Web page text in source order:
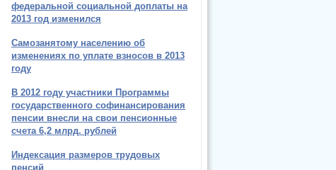
федеральной социальной доплаты на
2013 год изменился
Самозанятому населению об
изменениях по уплате взносов в 2013
году
В 2012 году участники Программы
государственного софинансирования
пенсии внесли на свои пенсионные
счета 6,2 млрд. рублей
Индексация размеров трудовых
пенсий